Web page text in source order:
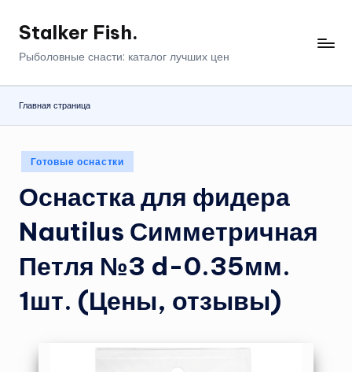
Перейти
Stalker Fish.
Рыболовные снасти: каталог лучших цен
Главная страница
Опубликовано
в
Готовые оснастки
Оснастка для фидера
Nautilus Симметричная
Петля №3 d-0.35мм.
1шт. (Цены, отзывы)